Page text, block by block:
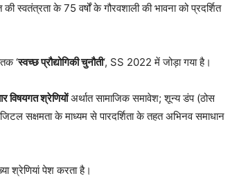
स्वतंत्रता के 75 वर्षों के गौरवशाली की भावना को प्रदर्शित
‘स्वच्छ प्रौद्योगिकी चुनौती‘, SS 2022 में जोड़ा गया है।
विषयगत श्रेणियोंअर्थात सामाजिक समावेश; शून्य डंप (ठोस
सक्षमता के माध्यम से पारदर्शिता के तहत अभिनव समाधान
श्रेणियां पेश करता है।